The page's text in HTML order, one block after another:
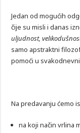
Jedan od mogućih
čije su misli i danas
uljudnost,
samo apstraktni
pomoći u
Na predavanju ćemo
na koji način vrlina